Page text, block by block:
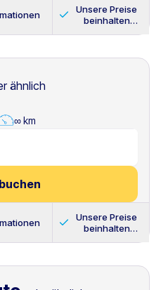
Unsere Preise
beinhalten
ähnlich
∞ km
Unsere Preise
beinhalten